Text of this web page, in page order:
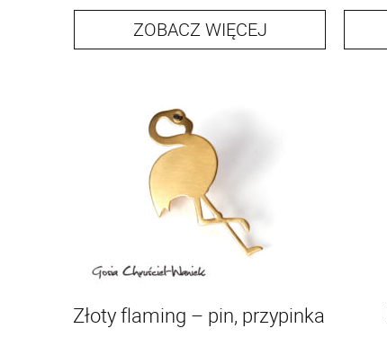
ZOBACZ WIĘCEJ
Złoty flaming – pin, przypinka